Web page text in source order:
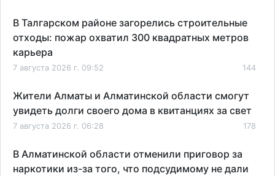
В Талгарском районе загорелись строительные
отходы: пожар охватил 300 квадратных метров
карьера
7 августа 2026 г. 09:52 144
Жители Алматы и Алматинской области смогут
увидеть долги своего дома в квитанциях за свет
7 августа 2026 г. 06:28 178
В Алматинской области отменили приговор за
наркотики из-за того, что подсудимому не дали